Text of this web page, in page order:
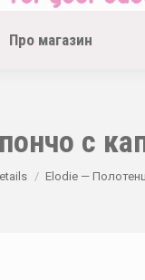
Про магазин
с
Elodie —